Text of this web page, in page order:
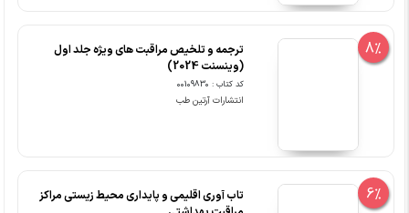
8%
ترجمه و تلخیص مراقبت های ویژه جلد اول
(وینسنت 2024)
کد کتاب : 00109830
انتشارات آرتین طب
6%
تاب آوری اقلیمی و پایداری محیط زیستی مراکز